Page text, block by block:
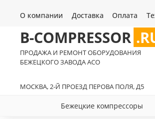
О компании Доставка Оплата
B-COMPRESSOR
ПРОДАЖА И РЕМОНТ ОБОРУДОВАНИЯ
БЕЖЕЦКОГО ЗАВОДА АСО
МОСКВА, 2-Й ПРОЕЗД ПЕРОВА ПОЛЯ, Д5
Бежецкие компрессоры